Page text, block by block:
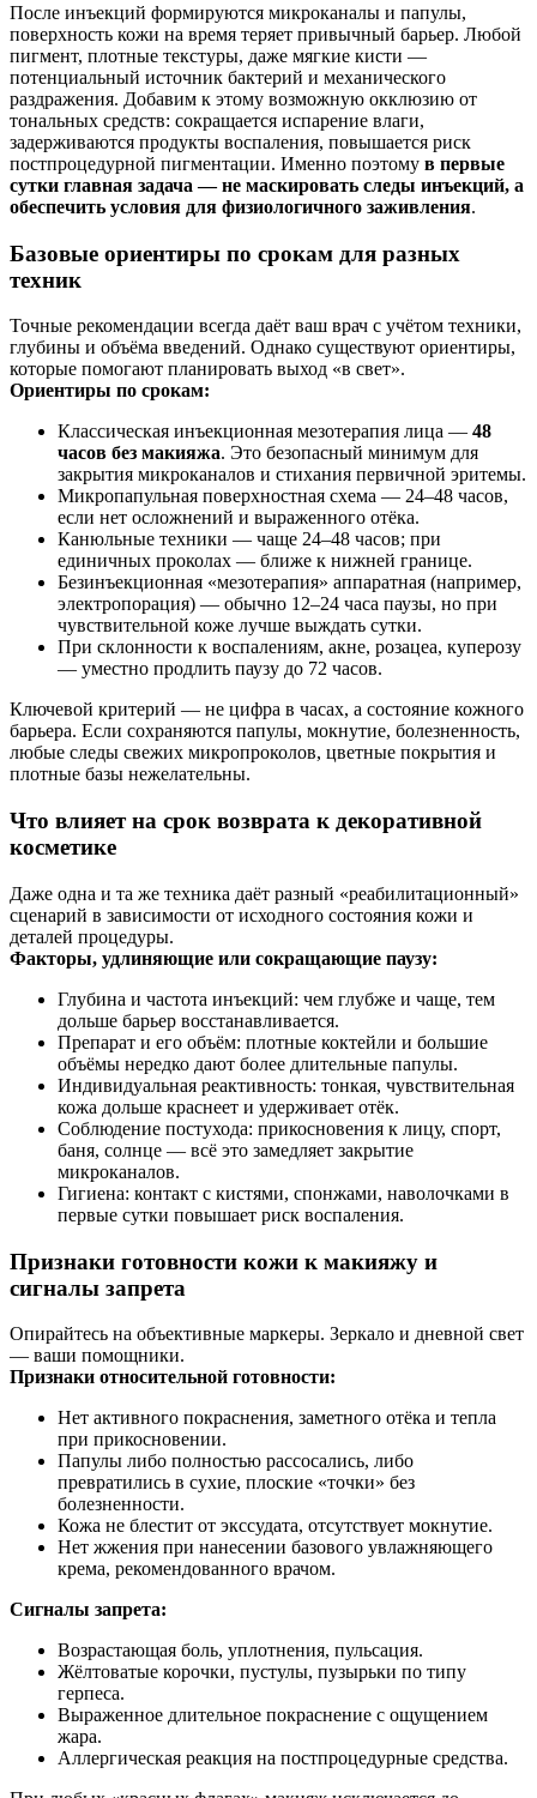
После инъекций формируются микроканалы и папулы,
поверхность кожи на время теряет привычный барьер. Любой
пигмент, плотные текстуры, даже мягкие кисти —
потенциальный источник бактерий и механического
раздражения. Добавим к этому возможную окклюзию от
тональных средств: сокращается испарение влаги,
задерживаются продукты воспаления, повышается риск
постпроцедурной пигментации. Именно поэтому в первые
сутки главная задача — не маскировать следы инъекций, а
обеспечить условия для физиологичного заживления.
Базовые ориентиры по срокам для разных
техник
Точные рекомендации всегда даёт ваш врач с учётом техники,
глубины и объёма введений. Однако существуют ориентиры,
которые помогают планировать выход «в свет».
Ориентиры по срокам:
Классическая инъекционная мезотерапия лица — 48
часов без макияжа. Это безопасный минимум для
закрытия микроканалов и стихания первичной эритемы.
Микропапульная поверхностная схема — 24–48 часов,
если нет осложнений и выраженного отёка.
Канюльные техники — чаще 24–48 часов; при
единичных проколах — ближе к нижней границе.
Безинъекционная «мезотерапия» аппаратная (например,
электропорация) — обычно 12–24 часа паузы, но при
чувствительной коже лучше выждать сутки.
При склонности к воспалениям, акне, розацеа, куперозу
— уместно продлить паузу до 72 часов.
Ключевой критерий — не цифра в часах, а состояние кожного
барьера. Если сохраняются папулы, мокнутие, болезненность,
любые следы свежих микропроколов, цветные покрытия и
плотные базы нежелательны.
Что влияет на срок возврата к декоративной
косметике
Даже одна и та же техника даёт разный «реабилитационный»
сценарий в зависимости от исходного состояния кожи и
деталей процедуры.
Факторы, удлиняющие или сокращающие паузу:
Глубина и частота инъекций: чем глубже и чаще, тем
дольше барьер восстанавливается.
Препарат и его объём: плотные коктейли и большие
объёмы нередко дают более длительные папулы.
Индивидуальная реактивность: тонкая, чувствительная
кожа дольше краснеет и удерживает отёк.
Соблюдение постухода: прикосновения к лицу, спорт,
баня, солнце — всё это замедляет закрытие
микроканалов.
Гигиена: контакт с кистями, спонжами, наволочками в
первые сутки повышает риск воспаления.
Признаки готовности кожи к макияжу и
сигналы запрета
Опирайтесь на объективные маркеры. Зеркало и дневной свет
— ваши помощники.
Признаки относительной готовности:
Нет активного покраснения, заметного отёка и тепла
при прикосновении.
Папулы либо полностью рассосались, либо
превратились в сухие, плоские «точки» без
болезненности.
Кожа не блестит от экссудата, отсутствует мокнутие.
Нет жжения при нанесении базового увлажняющего
крема, рекомендованного врачом.
Сигналы запрета:
Возрастающая боль, уплотнения, пульсация.
Жёлтоватые корочки, пустулы, пузырьки по типу
герпеса.
Выраженное длительное покраснение с ощущением
жара.
Аллергическая реакция на постпроцедурные средства.